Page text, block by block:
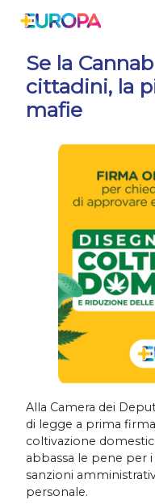
Se la
cittadini, la
mafie
Alla Camera dei
di legge a prima
coltivazione
abbassa le pene per
sanzioni
personale.